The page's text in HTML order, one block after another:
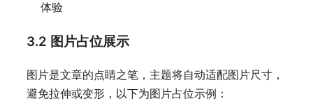
体验
3.2 图片占位展示
图片是文章的点睛之笔，主题将自动适配图片尺寸，
避免拉伸或变形，以下为图片占位示例：